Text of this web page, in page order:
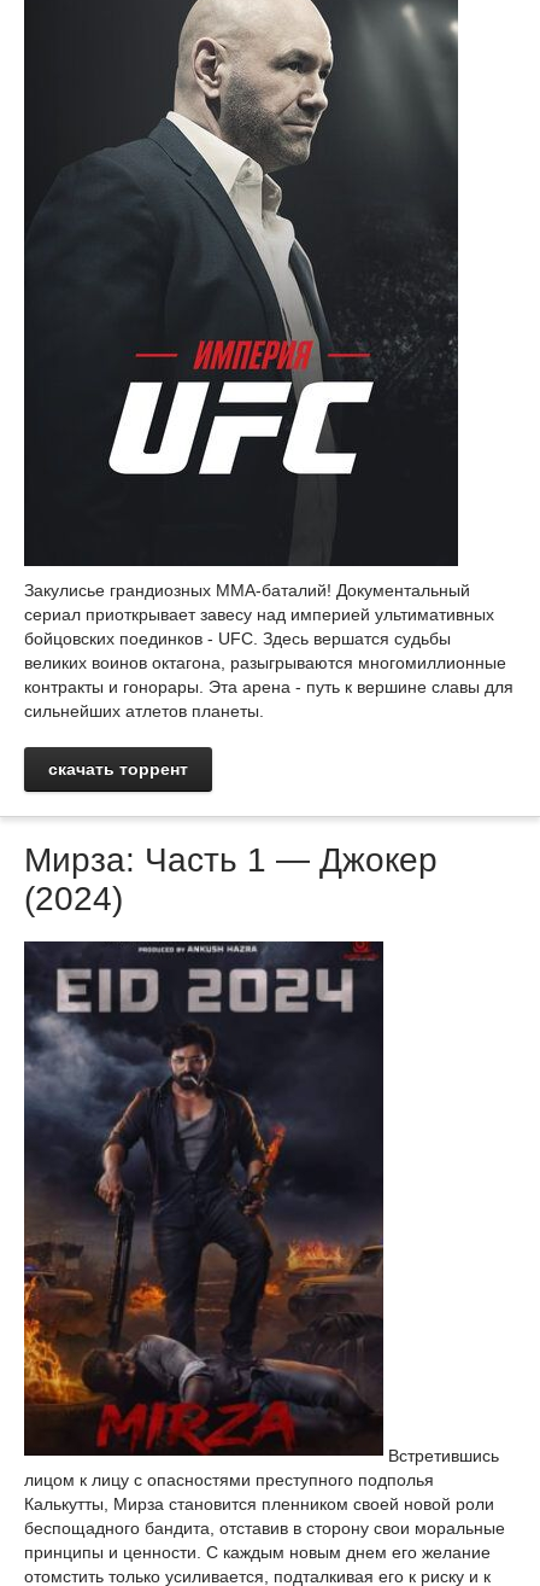
Закулисье грандиозных ММА-баталий! Документальный
сериал приоткрывает завесу над империей ультимативных
бойцовских поединков - UFC. Здесь вершатся судьбы
великих воинов октагона, разыгрываются многомиллионные
контракты и гонорары. Эта арена - путь к вершине славы для
сильнейших атлетов планеты.
скачать торрент
Мирза: Часть 1 — Джокер
(2024)
Встретившись
лицом к лицу с опасностями преступного подполья
Калькутты, Мирза становится пленником своей новой роли
беспощадного бандита, отставив в сторону свои моральные
принципы и ценности. С каждым новым днем его желание
отомстить только усиливается, подталкивая его к риску и к